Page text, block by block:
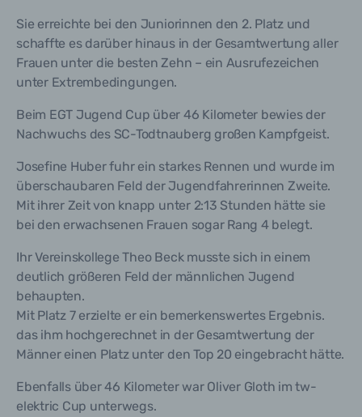
Sie erreichte bei den Juniorinnen den 2. Platz und
schaffte es darüber hinaus in der Gesamtwertung aller
Frauen unter die besten Zehn – ein Ausrufezeichen
unter Extrembedingungen.
Beim EGT Jugend Cup über 46 Kilometer bewies der
Nachwuchs des SC-Todtnauberg großen Kampfgeist.
Josefine Huber fuhr ein starkes Rennen und wurde im
überschaubaren Feld der Jugendfahrerinnen Zweite.
Mit ihrer Zeit von knapp unter 2:13 Stunden hätte sie
bei den erwachsenen Frauen sogar Rang 4 belegt.
Ihr Vereinskollege Theo Beck musste sich in einem
deutlich größeren Feld der männlichen Jugend
behaupten.
Mit Platz 7 erzielte er ein bemerkenswertes Ergebnis.
das ihm hochgerechnet in der Gesamtwertung der
Männer einen Platz unter den Top 20 eingebracht hätte.
Ebenfalls über 46 Kilometer war Oliver Gloth im tw-
elektric Cup unterwegs.